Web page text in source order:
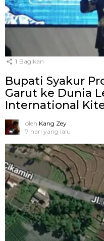
1 Bagikan
Bupati Syakur
Garut ke Dunia
International
oleh Kang Zey
7 hari yang lalu